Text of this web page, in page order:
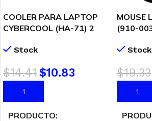
COOLER PARA LAPTOP
CYBERCOOL (HA-71) 2
Stock
$14.41$10.83
AÑADIR AL CARRITO
PRODUCTO
MOUSE
(910-
Stock
$19.33
AÑADIR